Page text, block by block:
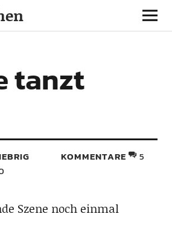
tanzt
KOMMENTARE 5
Szene noch einmal